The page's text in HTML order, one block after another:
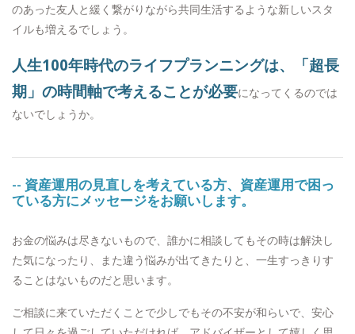
のあった友人と緩く繋がりながら共同生活するような新しいスタ
イルも増えるでしょう。
人生100年時代のライフプランニングは、「超長
期」の時間軸で考えることが必要になってくるのでは
ないでしょうか。
-- 資産運用の見直しを考えている方、資産運用で困っ
ている方にメッセージをお願いします。
お金の悩みは尽きないもので、誰かに相談してもその時は解決し
た気になったり、また違う悩みが出てきたりと、一生すっきりす
ることはないものだと思います。
ご相談に来ていただくことで少しでもその不安が和らいで、安心